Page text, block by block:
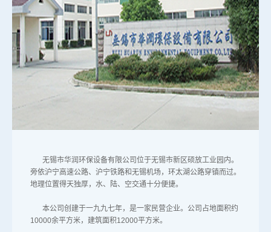
无锡市华润环保设备有限公司位于无锡市新区硕放工业园内。
旁依沪宁高速公路、沪宁铁路和无锡机场，环太湖公路穿镇而过。
地理位置得天独厚，水、陆、空交通十分便捷。
本公司创建于一九九七年，是一家民营企业。公司占地面积约
10000余平方米，建筑面积12000平方米。